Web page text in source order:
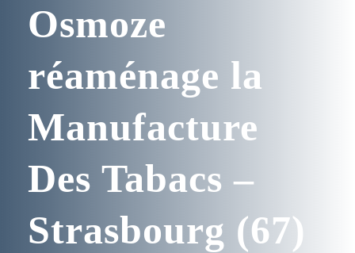
Osmoze
réaménage la
Manufacture
Des Tabacs –
Strasbourg (67)